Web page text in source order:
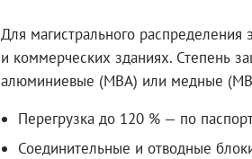
Для магистрального
и коммерческих зданиях. Степень
алюминиевые (МВА) или медные
Перегрузка до 120 % — по
Соединительные и отводные